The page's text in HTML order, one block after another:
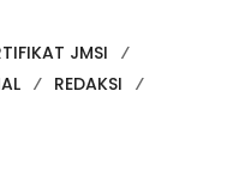
JMSI
REDAKSI